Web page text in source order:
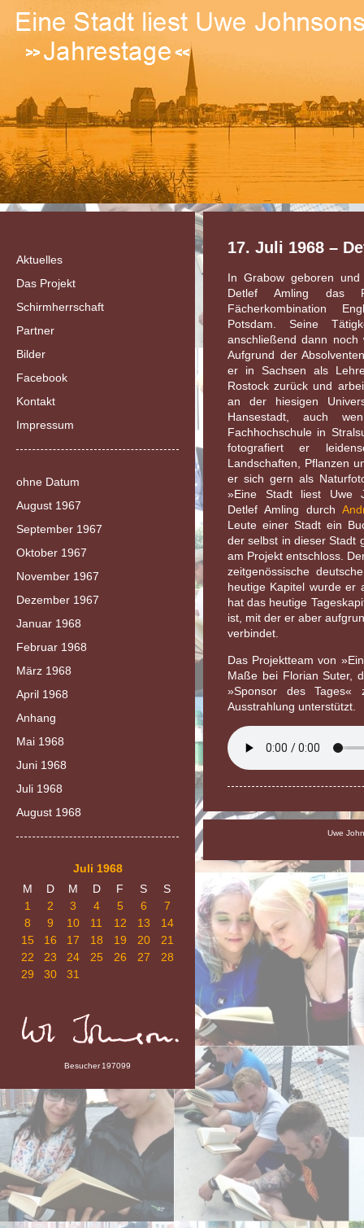
17. Juli 1968 –
In Grabow geboren
Detlef Amling das
Fächerkombination
Potsdam. Seine
anschließend dann
Aufgrund der
er in Sachsen als
Rostock zurück und
an der hiesigen
Hansestadt, auch
Fachhochschule in
fotografiert er
Landschaften, Pflanzen
er sich gern als
»Eine Stadt liest Uwe
Detlef Amling durch
Leute einer Stadt ein
der selbst in dieser Stadt
am Projekt entschloss.
zeitgenössische
heutige Kapitel wurde
hat das heutige
ist, mit der er aber
verbindet.
Das Projektteam von
Maße bei Florian Suter,
»Sponsor des Tages«
Ausstrahlung unterstützt.
Aktuelles
Das Projekt
Schirmherrschaft
Partner
Bilder
Facebook
Kontakt
Impressum
ohne Datum
August 1967
September 1967
Oktober 1967
November 1967
Dezember 1967
Januar 1968
Februar 1968
März 1968
April 1968
Anhang
Mai 1968
Juni 1968
Juli 1968
August 1968
Juli 1968
M
D M D F S
S
1
2 3 4 5 6
7
8
9 10 11 12 13
14
15
16 17 18 19 20
21
22
23 24 25 26 27
28
29
30 31
Besucher 197099
Uwe